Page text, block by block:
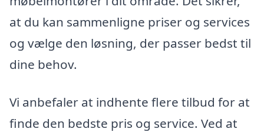
at du kan sammenligne priser og services
og vælge den løsning, der passer bedst til
dine behov.
Vi anbefaler at indhente flere tilbud for at
finde den bedste pris og service. Ved at